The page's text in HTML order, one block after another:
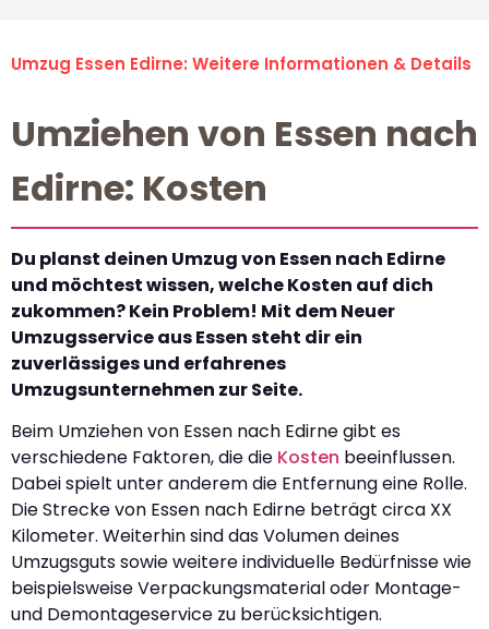
Umzug Essen Edirne: Weitere Informationen & Details
Umziehen von Essen nach
Edirne: Kosten
Du planst deinen Umzug von Essen nach Edirne
und möchtest wissen, welche Kosten auf dich
zukommen? Kein Problem! Mit dem Neuer
Umzugsservice aus Essen steht dir ein
zuverlässiges und erfahrenes
Umzugsunternehmen zur Seite.
Beim Umziehen von Essen nach Edirne gibt es
verschiedene Faktoren, die die Kosten beeinflussen.
Dabei spielt unter anderem die Entfernung eine Rolle.
Die Strecke von Essen nach Edirne beträgt circa XX
Kilometer. Weiterhin sind das Volumen deines
Umzugsguts sowie weitere individuelle Bedürfnisse wie
beispielsweise Verpackungsmaterial oder Montage-
und Demontageservice zu berücksichtigen.